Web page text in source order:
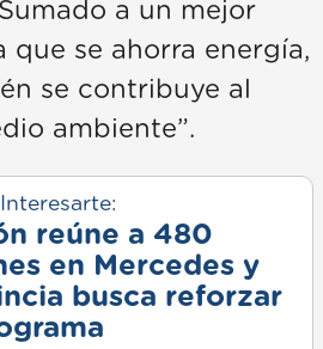
a un mejor
que se ahorra energía,
se contribuye al
ambiente”.
reúne a 480
en Mercedes y
busca reforzar